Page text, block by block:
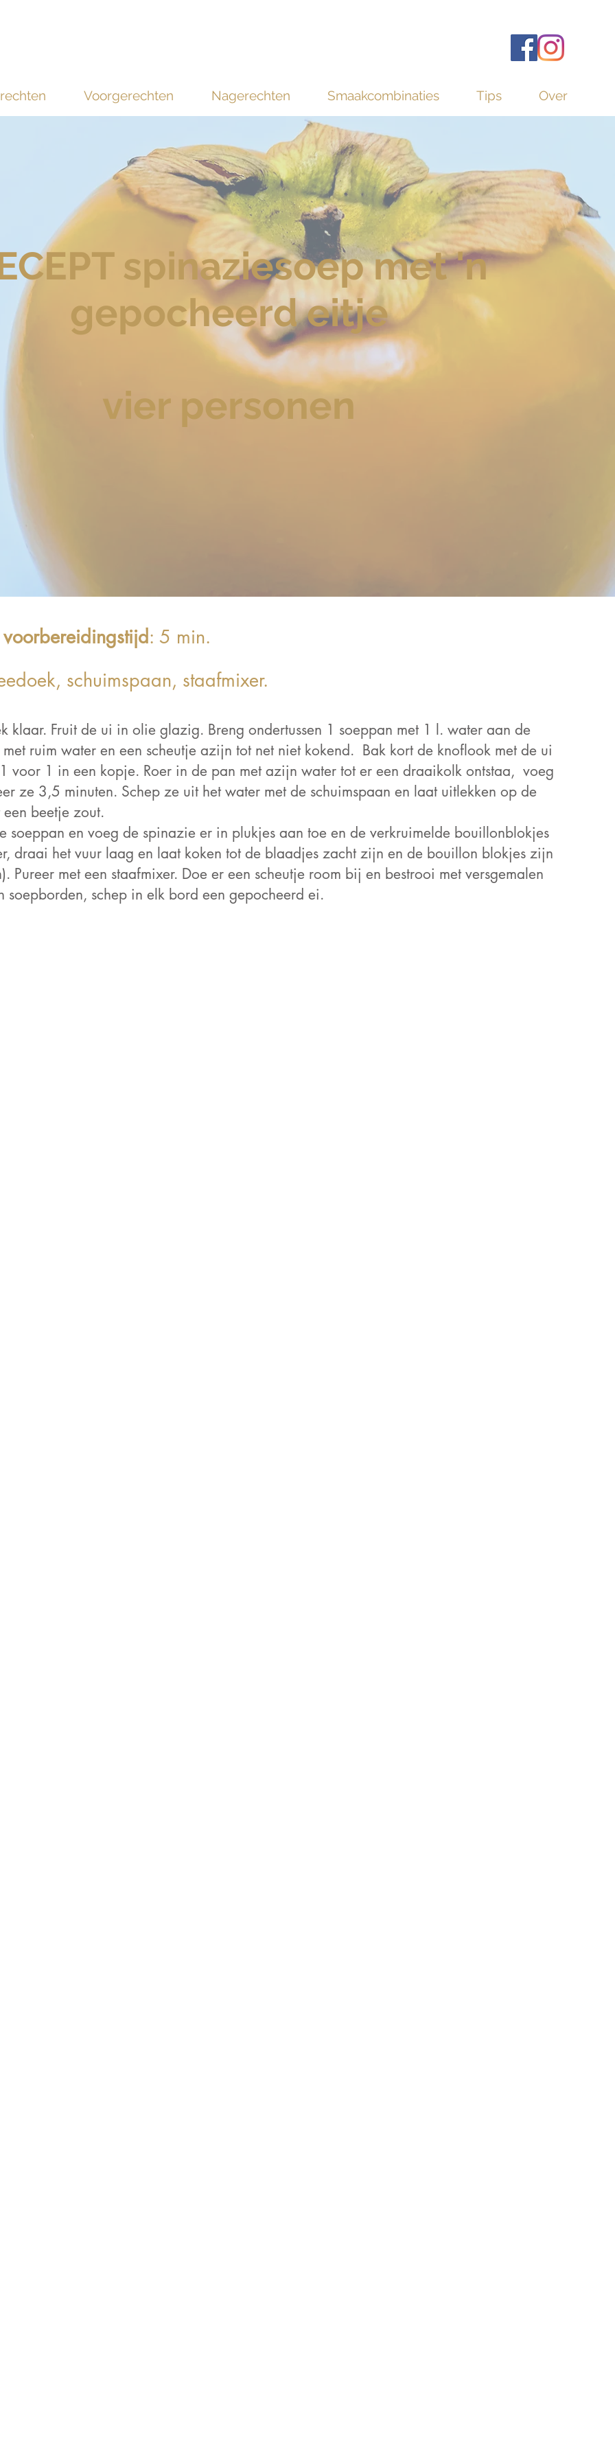
Voorgerechten Nagerechten Smaakcombinaties Tips Over
spinaziesoep met 'n
gepocheerd eitje
vier personen
voorbereidingstijd: 5 min.
schuimspaan, staafmixer.
klaar. Fruit de ui in olie glazig. Breng ondertussen 1 soeppan met 1 l. water aan de
ruim water en een scheutje azijn tot net niet kokend. Bak kort de knoflook met de ui
voor 1 in een kopje. Roer in de pan met azijn water tot er een draaikolk ontstaa, voeg
ze 3,5 minuten. Schep ze uit het water met de schuimspaan en laat uitlekken op de
beetje zout.
soeppan en voeg de spinazie er in plukjes aan toe en de verkruimelde bouillonblokjes
draai het vuur laag en laat koken tot de blaadjes zacht zijn en de bouillon blokjes zijn
Pureer met een staafmixer. Doe er een scheutje room bij en bestrooi met versgemalen
soepborden, schep in elk bord een gepocheerd ei.